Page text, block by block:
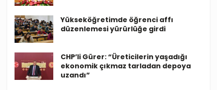
Yükseköğretimde öğrenci affı
düzenlemesi yürürlüğe girdi
CHP’li Gürer: “Üreticilerin yaşadığı
ekonomik çıkmaz tarladan depoya
uzandı”